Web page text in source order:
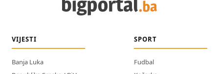
VIJESTI
Banja Luka
SPORT
Fudbal